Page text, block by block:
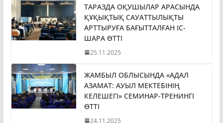
ТАРАЗДА ОҚУШЫЛАР АРАСЫНДА
ҚҰҚЫҚТЫҚ САУАТТЫЛЫҚТЫ
АРТТЫРУҒА БАҒЫТТАЛҒАН ІС-
ШАРА ӨТТІ
25.11.2025
ЖАМБЫЛ ОБЛЫСЫНДА «АДАЛ
АЗАМАТ: АУЫЛ МЕКТЕБІНІҢ
КЕЛЕШЕГІ» СЕМИНАР-ТРЕНИНГІ
ӨТТІ